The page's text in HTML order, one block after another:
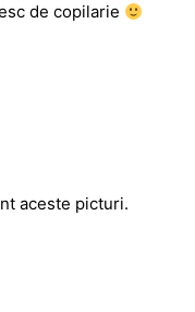
de copilarie
aceste picturi.